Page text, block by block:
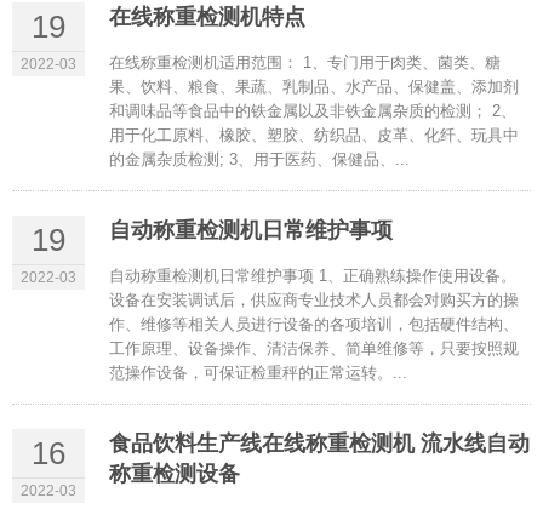
19
2022-03
在线称重检测机特点
在线称重检测机适用范围： 1、专门用于肉类、菌类、糖
果、饮料、粮食、果蔬、乳制品、水产品、保健盖、添加剂
和调味品等食品中的铁金属以及非铁金属杂质的检测； 2、
用于化工原料、橡胶、塑胶、纺织品、皮革、化纤、玩具中
的金属杂质检测; 3、用于医药、保健品、...
19
2022-03
自动称重检测机日常维护事项
自动称重检测机日常维护事项 1、正确熟练操作使用设备。
设备在安装调试后，供应商专业技术人员都会对购买方的操
作、维修等相关人员进行设备的各项培训，包括硬件结构、
工作原理、设备操作、清洁保养、简单维修等，只要按照规
范操作设备，可保证检重秤的正常运转。...
16
2022-03
食品饮料生产线在线称重检测机 流水线自动
称重检测设备